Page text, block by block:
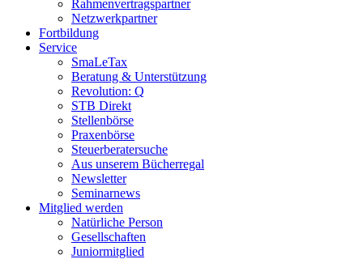
Rahmenvertragspartner
Netzwerkpartner
Fortbildung
Service
SmaLeTax
Beratung & Unterstützung
Revolution: Q
STB Direkt
Stellenbörse
Praxenbörse
Steuerberatersuche
Aus unserem Bücherregal
Newsletter
Seminarnews
Mitglied werden
Natürliche Person
Gesellschaften
Juniormitglied